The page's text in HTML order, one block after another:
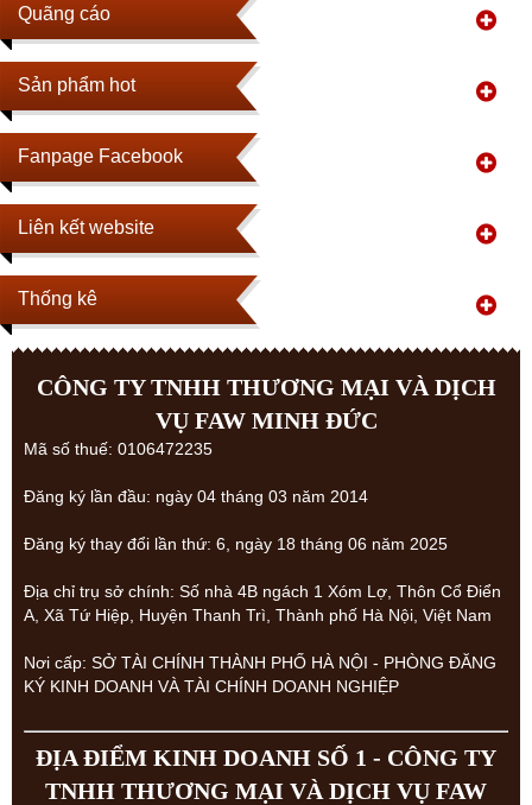
Quãng cáo
Sản phẩm hot
Fanpage Facebook
Liên kết website
Thống kê
CÔNG TY TNHH THƯƠNG MẠI VÀ DỊCH
VỤ FAW MINH ĐỨC
Mã số thuế: 0106472235
Đăng ký lần đầu: ngày 04 tháng 03 năm 2014
Đăng ký thay đổi lần thứ: 6, ngày 18 tháng 06 năm 2025
Địa chỉ trụ sở chính: Số nhà 4B ngách 1 Xóm Lợ, Thôn Cổ Điển
A, Xã Tứ Hiệp, Huyện Thanh Trì, Thành phố Hà Nội, Việt Nam
Nơi cấp: SỞ TÀI CHÍNH THÀNH PHỐ HÀ NỘI - PHÒNG ĐĂNG
KÝ KINH DOANH VÀ TÀI CHÍNH DOANH NGHIỆP
ĐỊA ĐIỂM KINH DOANH SỐ 1 - CÔNG TY
TNHH THƯƠNG MẠI VÀ DỊCH VỤ FAW